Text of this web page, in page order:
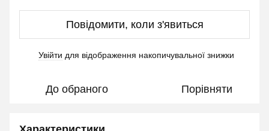
Повідомити, коли з'явиться
Увійти для відображення накопичувальної знижки
До обраного Порівняти